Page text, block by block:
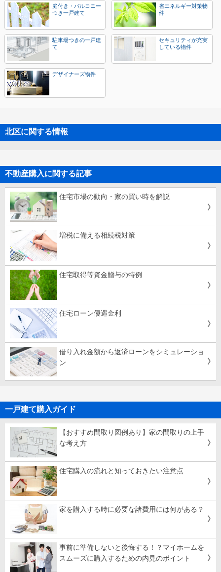
庭付き・バルコニー
つき一戸建て
省エネルギー対策物
件
駐車場つきの一戸建
て
セキュリティが充実
している物件
デザイナーズ物件
北区に関する情報
不動産購入に関する記事
住宅市場の動向・家の買い時を解説
増税に備える相続税対策
住宅取得等資金贈与の特例
住宅ローン優遇金利
借り入れ金額から返済ローンをシミュレーショ
ン
一戸建て購入ガイド
【おすすめ間取り図例あり】家の間取りの上手
な考え方
住宅購入の流れと知っておきたい注意点
家を購入する時に必要な諸費用には何がある？
事前に準備しないと後悔する！？マイホームを
スムーズに購入するための内見のポイント